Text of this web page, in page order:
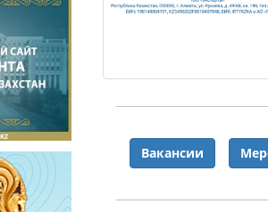
Вакансии